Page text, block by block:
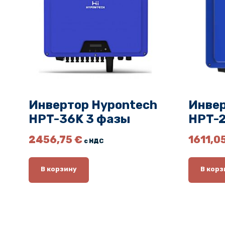
Инвертор Hypontech
HPT-36K 3 фазы
2456,75€ с НДС
В корзину
HPT-
В